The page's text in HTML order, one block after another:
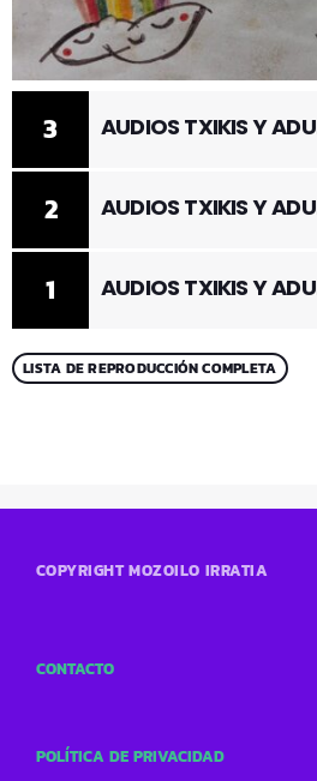
1 AUDIOS TXIKIS Y
2 AUDIOS TXIKIS Y
3 AUDIOS TXIKIS Y
LISTA DE REPRODUCCIÓN COMPLETA
COPYRIGHT MOZOILO IRRATIA
CONTACTO
POLÍTICA DE PRIVACIDAD